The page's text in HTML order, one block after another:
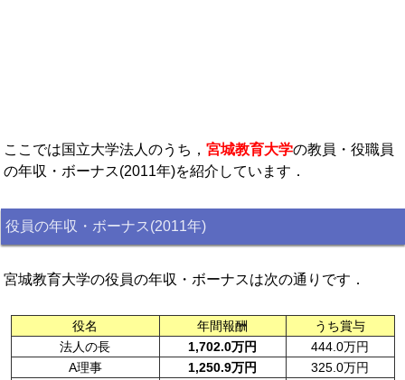
ここでは国立大学法人のうち， 宮城教育大学の教員・役職員
の年収・ボーナス(2011年)を紹介しています．
役員の年収・ボーナス(2011年)
宮城教育大学の役員の年収・ボーナスは次の通りです．
役名 年間報酬
うち賞与
法人の長
1,702.0万円
444.0万円
A理事
1,250.9万円
325.0万円